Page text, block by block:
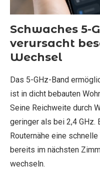
Schwaches 5-
verursacht
Wechsel
Das 5-GHz-Band
ist in dicht bebauten
Seine Reichweite durch
geringer als bei 2,4 GHz.
Routernähe eine
bereits im nächsten
wechseln.